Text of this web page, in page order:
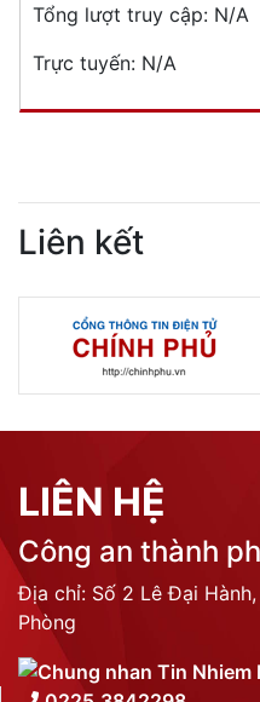
Tổng lượt truy cập: N/A
Trực tuyến: N/A
Liên kết
LIÊN HỆ
Công an thành
Địa chỉ: Số 2 Lê Đại
Phòng